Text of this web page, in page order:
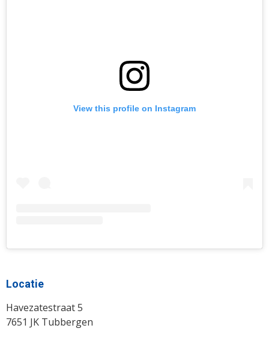
View this profile on Instagram
Locatie
Havezatestraat 5
7651 JK Tubbergen